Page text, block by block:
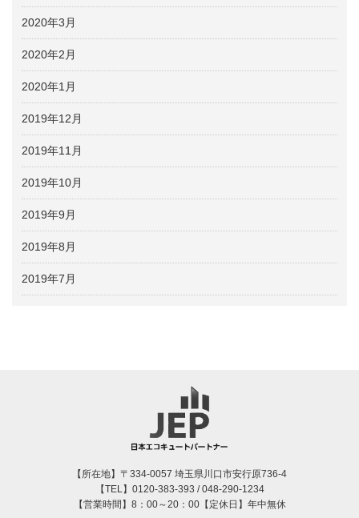
2020年3月
2020年2月
2020年1月
2019年12月
2019年11月
2019年10月
2019年9月
2019年8月
2019年7月
【所在地】〒334-0057 埼玉県川口市安行原736-4
【TEL】0120-383-393 / 048-290-1234
【営業時間】8：00～20：00【定休日】年中無休